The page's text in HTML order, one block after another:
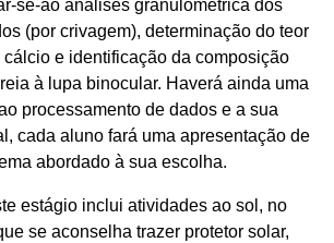
se-ão análises granulométrica dos
(por crivagem), determinação do teor
e identificação da composição
à lupa binocular. Haverá ainda uma
processamento de dados e a sua
cada aluno fará uma apresentação de
abordado à sua escolha.
estágio inclui atividades ao sol, no
se aconselha trazer protetor solar,